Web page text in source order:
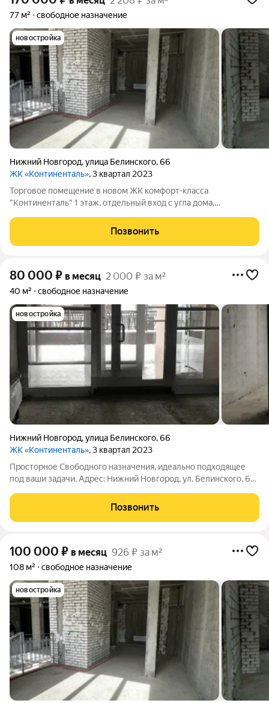
77 м² свободное назначение
новостройка
Нижний Новгород,улица Белинского,66
ЖК «Континенталь», 3 квартал 2023
Торговое помещение в новом ЖК комфорт-класса
"Континенталь" 1 этаж, отдельный вход с угла дома,
улиц города, место под вывеску, выходящую на ул. Белинского,
панорамное окно, также дающее
Позвонить
80 000 ₽ в месяц 2 000 ₽ за м²
40 м² свободное назначение
новостройка
Нижний Новгород,улица Белинского,66
ЖК «Континенталь», 3 квартал 2023
Просторное Свободного назначения, идеально подходящее
под ваши задачи. Адрес: Нижний Новгород, ул. Белинского, 66,
руб. Также можем
Позвонить
100 000 ₽ в месяц 926 ₽ за м²
108 м² свободное назначение
новостройка